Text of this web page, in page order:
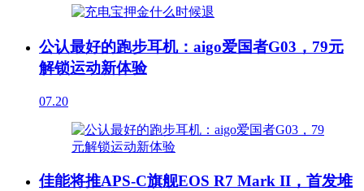
公认最好的跑步耳机：aigo爱国者G03，79元
解锁运动新体验
07.20
佳能将推APS-C旗舰EOS R7 Mark II，首发堆